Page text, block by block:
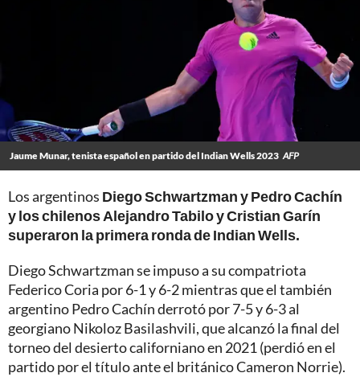
Jaume Munar, tenista español en partido del Indian Wells 2023 AFP
Los argentinos Diego Schwartzman y Pedro Cachín
y los chilenos Alejandro Tabilo y Cristian Garín
superaron la primera ronda de Indian Wells.
Diego Schwartzman se impuso a su compatriota
Federico Coria por 6-1 y 6-2 mientras que el también
argentino Pedro Cachín derrotó por 7-5 y 6-3 al
georgiano Nikoloz Basilashvili, que alcanzó la final del
torneo del desierto californiano en 2021 (perdió en el
partido por el título ante el británico Cameron Norrie).